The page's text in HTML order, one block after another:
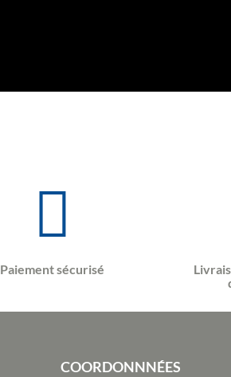
Paiement sécurisé
COORDONNNÉES